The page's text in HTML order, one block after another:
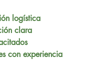
logística
clara
con experiencia